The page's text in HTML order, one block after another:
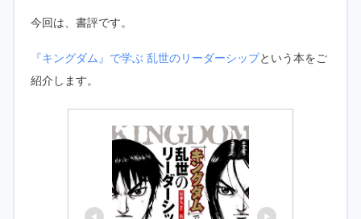
今回は、書評です。
『キングダム』で学ぶ 乱世のリーダーシップという本をご
紹介します。